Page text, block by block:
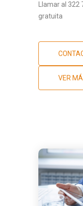
Llamar al 322
gratuita
VER